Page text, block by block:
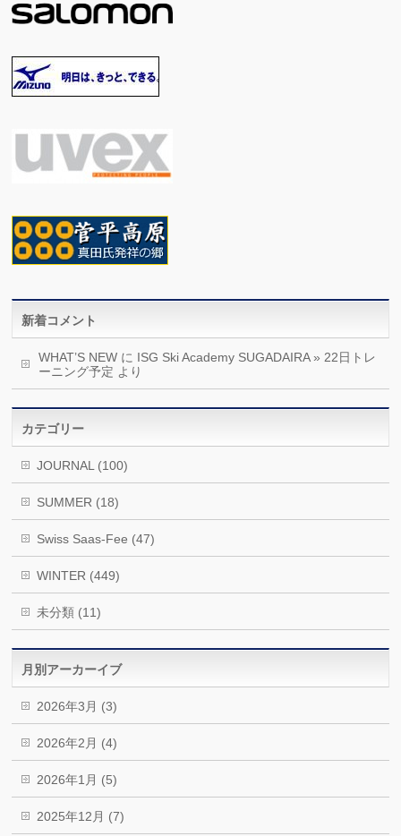
新着コメント
WHAT’S NEW に ISG Ski Academy SUGADAIRA » 22日トレ
ーニング予定 より
カテゴリー
JOURNAL (100)
SUMMER (18)
Swiss Saas-Fee (47)
WINTER (449)
未分類 (11)
月別アーカーイブ
2026年3月 (3)
2026年2月 (4)
2026年1月 (5)
2025年12月 (7)